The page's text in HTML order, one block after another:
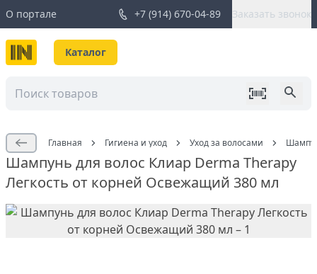
О портале +7 (914) 670-04-89 Заказать звонок
Каталог
Главная Гигиена и уход Уход за волосами
Шампунь для волос Клиар Derma Therapy
Легкость от корней Освежащий 380 мл